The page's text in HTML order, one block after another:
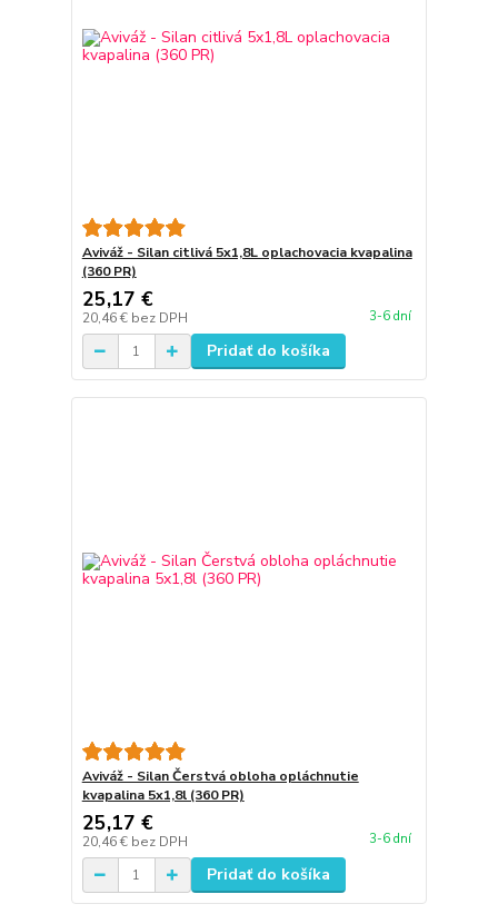
Aviváž - Silan citlivá 5x1,8L oplachovacia kvapalina
(360 PR)
25,17 €
20,46 € bez DPH 3-6 dní
Pridať do košíka
Aviváž - Silan Čerstvá obloha opláchnutie
kvapalina 5x1,8l (360 PR)
25,17 €
20,46 € bez DPH 3-6 dní
Pridať do košíka